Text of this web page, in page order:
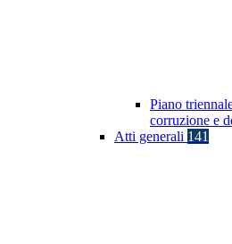
Piano
corruzione e
Atti generali 141